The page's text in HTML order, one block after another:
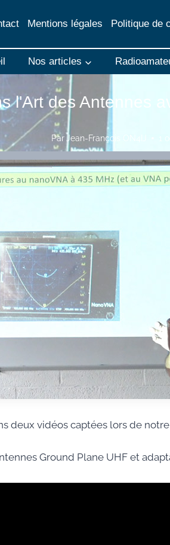
Mentions légales Politique de
Nos articles
l'Art des Antennes
ParJean-François ON4IJ 1
deux vidéos captées lors de
Ground Plane UHF et